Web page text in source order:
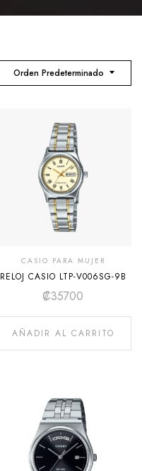
Orden Predeterminado
CASIO PARA MUJER
RELOJ CASIO LTP-V006SG-9B
₡35700
AÑADIR AL CARRITO